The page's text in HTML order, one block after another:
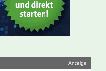
Anzeige